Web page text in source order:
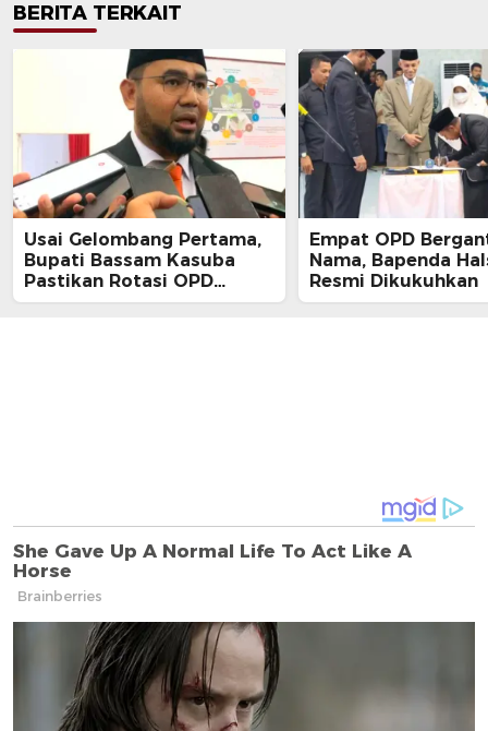
BERITA TERKAIT
Usai Gelombang Pertama,
Bupati Bassam Kasuba
Pastikan Rotasi OPD
Tahap Dua
Empat OPD
Nama, Bapenda
Resmi Dikukuhkan